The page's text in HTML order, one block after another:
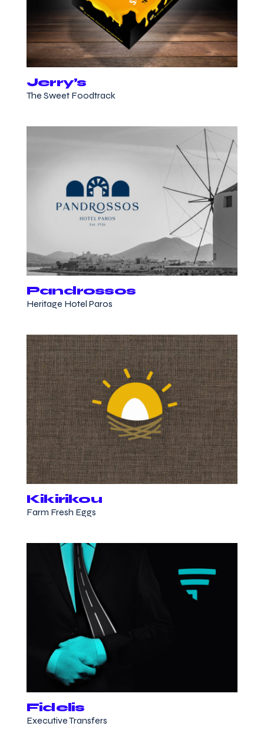
Jerry’s
The Sweet Foodtrack
Pandrossos
Heritage Hotel Paros
Kikirikou
Farm Fresh Eggs
Fidelis
Executive Transfers